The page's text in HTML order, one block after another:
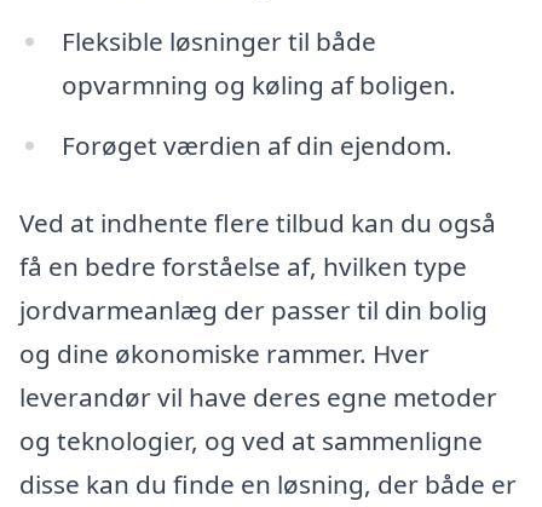
Fleksible løsninger til både
opvarmning og køling af boligen.
Forøget værdien af din ejendom.
Ved at indhente flere tilbud kan du også
få en bedre forståelse af, hvilken type
jordvarmeanlæg der passer til din bolig
og dine økonomiske rammer. Hver
leverandør vil have deres egne metoder
og teknologier, og ved at sammenligne
disse kan du finde en løsning, der både er